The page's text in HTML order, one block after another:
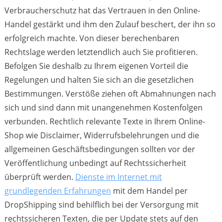
Verbraucherschutz hat das Vertrauen in den Online-
Handel gestärkt und ihm den Zulauf beschert, der ihn so
erfolgreich machte. Von dieser berechenbaren
Rechtslage werden letztendlich auch Sie profitieren.
Befolgen Sie deshalb zu Ihrem eigenen Vorteil die
Regelungen und halten Sie sich an die gesetzlichen
Bestimmungen. Verstöße ziehen oft Abmahnungen nach
sich und sind dann mit unangenehmen Kostenfolgen
verbunden. Rechtlich relevante Texte in Ihrem Online-
Shop wie Disclaimer, Widerrufsbelehrungen und die
allgemeinen Geschäftsbedingungen sollten vor der
Veröffentlichung unbedingt auf Rechtssicherheit
überprüft werden. Dienste im Internet mit
grundlegenden Erfahrungen mit dem Handel per
DropShipping sind behilflich bei der Versorgung mit
rechtssicheren Texten, die per Update stets auf den